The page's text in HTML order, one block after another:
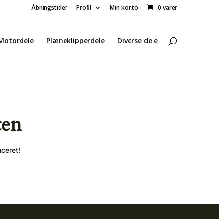
Åbningstider Profil Min konto 0 varer
Plæneklipperdele Diverse dele